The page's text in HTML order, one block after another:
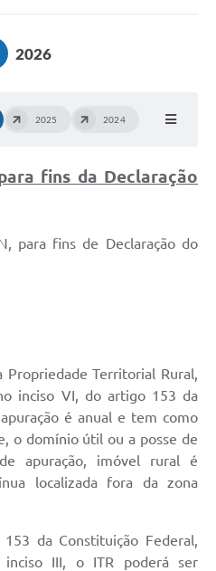
(ODS) Paulo de
2026
2025 2024
fins da Declaração
para fins de Declaração do
Propriedade Territorial Rural,
inciso VI, do artigo 153 da
é anual e tem como
o domínio útil ou a posse de
apuração, imóvel rural é
localizada fora da zona
da Constituição Federal,
inciso III, o ITR poderá ser